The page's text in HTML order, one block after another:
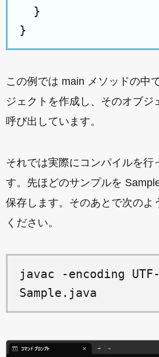
  }
この例では main メソッドの中
ジェクトを作成し、そのオブジ
呼び出しています。
それでは実際にコンパイルを行
す。先ほどのサンプルを
保存します。そのあとで次のよ
ください。
javac -encoding
Sample.java